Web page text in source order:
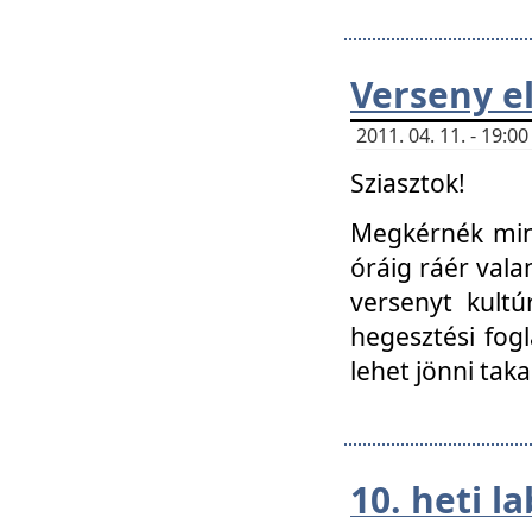
Verseny
2011. 04. 11. -
Sziasztok!
Megkérnék
óráig ráér
versenyt
hegesztési
lehet jönni
10. heti